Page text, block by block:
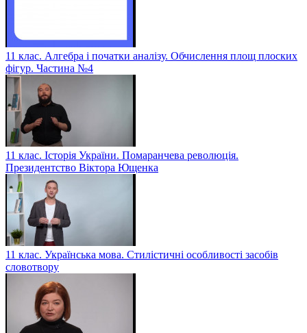
11 клас. Алгебра і початки аналізу. Обчислення площ плоских
фігур. Частина №4
11 клас. Історія України. Помаранчева революція.
Президентство Віктора Ющенка
11 клас. Українська мова. Стилістичні особливості засобів
словотвору